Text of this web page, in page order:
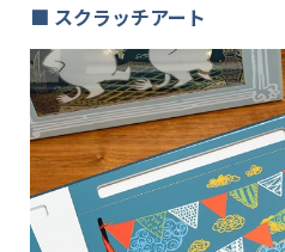
■ スクラッチアート